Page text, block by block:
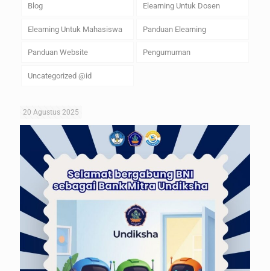
Blog Elearning Untuk Dosen
Elearning Untuk Mahasiswa Panduan Elearning
Panduan Website Pengumuman
Uncategorized @id
20 Agustus 2025